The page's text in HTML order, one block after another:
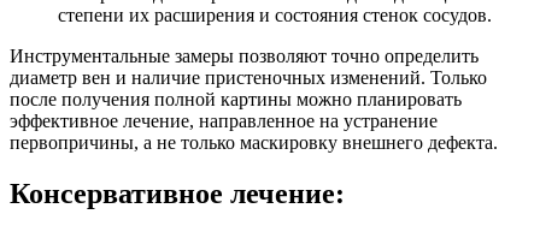
степени их расширения и состояния стенок сосудов.
Инструментальные замеры позволяют точно определить
диаметр вен и наличие пристеночных изменений. Только
после получения полной картины можно планировать
эффективное лечение, направленное на устранение
первопричины, а не только маскировку внешнего дефекта.
Консервативное лечение: